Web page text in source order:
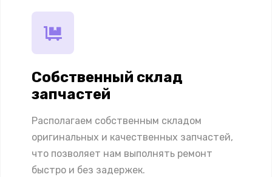
Собственный склад
запчастей
Располагаем собственным складом
оригинальных и качественных запчастей,
что позволяет нам выполнять ремонт
быстро и без задержек.